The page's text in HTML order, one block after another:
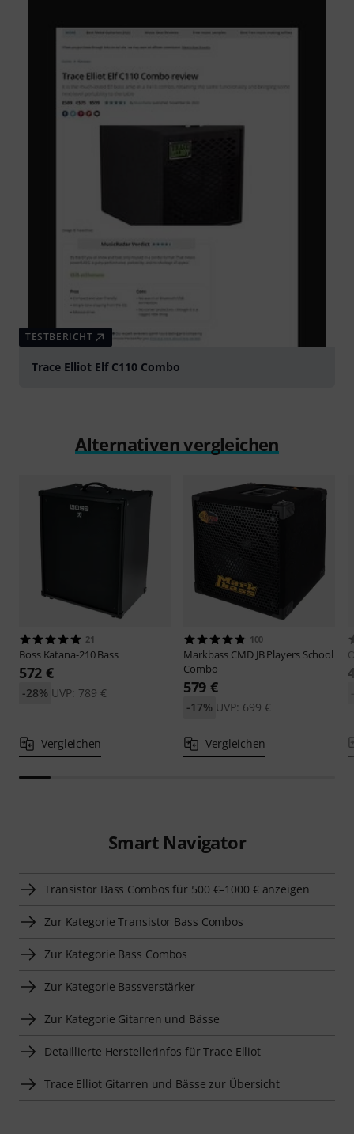
TESTBERICHT
Trace Elliot Elf C110 Combo
Alternativen vergleichen
21
Boss Katana-210 Bass
572 €
UVP: 789 €
-28%
Vergleichen
100
Markbass CMD JB Players School
Combo
579 €
UVP: 699 €
-17%
Vergleichen
Smart Navigator
Transistor Bass Combos für 500 €–1000 € anzeigen
Zur Kategorie Transistor Bass Combos
Zur Kategorie Bass Combos
Zur Kategorie Bassverstärker
Zur Kategorie Gitarren und Bässe
Detaillierte Herstellerinfos für Trace Elliot
Trace Elliot Gitarren und Bässe zur Übersicht